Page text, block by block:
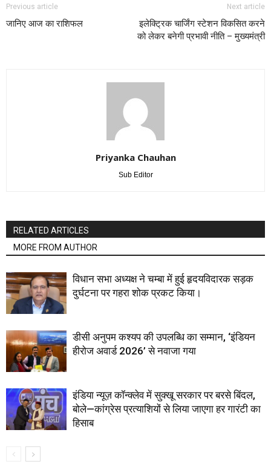
Previous article
जानिए आज का राशिफल
Next article
इलेक्ट्रिक चार्जिंग स्टेशन विकसित करने
को लेकर बनेगी प्रभावी नीति – मुख्यमंत्री
Priyanka Chauhan
Sub Editor
RELATED ARTICLES
MORE FROM AUTHOR
विधान सभा अध्यक्ष ने चम्बा में हुई हृदयविदारक सड़क
दुर्घटना पर गहरा शोक प्रकट किया।
डीसी अनुपम कश्यप की उपलब्धि का सम्मान, ‘इंडियन
हीरोज अवार्ड 2026’ से नवाजा गया
इंडिया न्यूज़ कॉन्क्लेव में सुक्खू सरकार पर बरसे बिंदल,
बोले—कांग्रेस प्रत्याशियों से लिया जाएगा हर गारंटी का
हिसाब